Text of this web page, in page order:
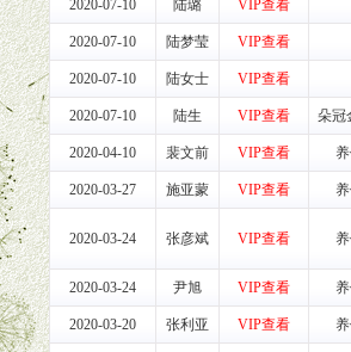
售效果显着的案
代理（全国各地）
们的经营理念。
好商业信誉和资
域内良好的终端
定业务团队能力
2020-07-10 陆璐 VIP查看
2020-07-10 陆梦莹 VIP查看
2020-07-10 陆女士 VIP查看
2020-07-10 陆生 VIP查看 朵冠
2020-04-10 裴文前 VIP查看
2020-03-27 施亚蒙 VIP查看
2020-03-24 张彦斌 VIP查看
2020-03-24 尹旭 VIP查看
2020-03-20 张利亚 VIP查看